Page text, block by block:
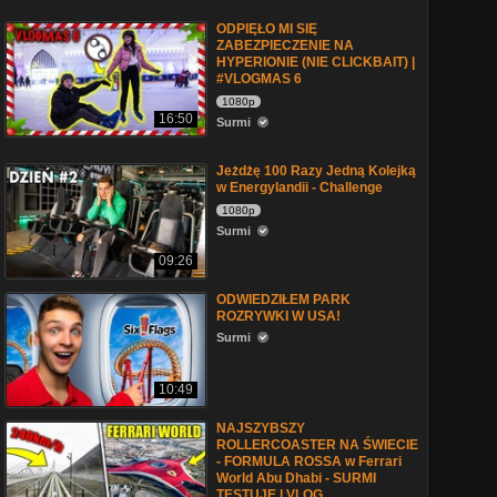
16:50
ODPIĘŁO MI SIĘ
ZABEZPIECZENIE NA
HYPERIONIE (NIE CLICKBAIT) |
#VLOGMAS 6
1080p
Surmi
09:26
Jeżdżę 100 Razy Jedną Kolejką
w Energylandii - Challenge
1080p
Surmi
10:49
ODWIEDZIŁEM PARK
ROZRYWKI W USA!
Surmi
NAJSZYBSZY
ROLLERCOASTER NA ŚWIECIE
- FORMULA ROSSA w Ferrari
World Abu Dhabi - SURMI